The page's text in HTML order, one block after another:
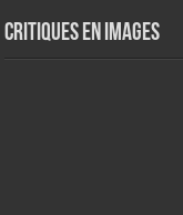
Critiques en images